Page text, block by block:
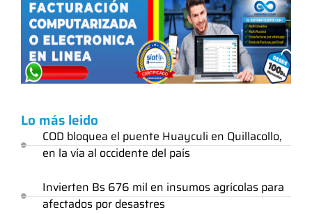
Lo más leido
COD bloquea el puente Huayculi en Quillacollo,
en la vía al occidente del país
Invierten Bs 676 mil en insumos agrícolas para
afectados por desastres